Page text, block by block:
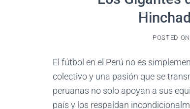
POSTED ON
El fútbol en el Perú no es
colectivo y una pasión que se
peruanas no solo apoyan a sus
país y los respaldan